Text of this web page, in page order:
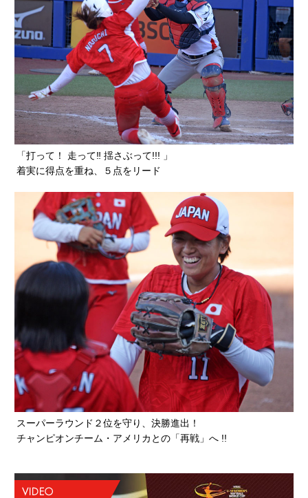
「打って！ 走って‼ 揺さぶって!!! 」
着実に得点を重ね、５点をリード
スーパーラウンド２位を守り、決勝進出！
チャンピオンチーム・アメリカとの「再戦」へ !!